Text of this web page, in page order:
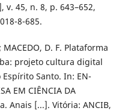
45, n. 8, p. 643–652,
8-685.
MACEDO, D. F. Plataforma
projeto cultura digital
Santo. In: EN-
EM CIÊNCIA DA
Anais [...]. Vitória: ANCIB,